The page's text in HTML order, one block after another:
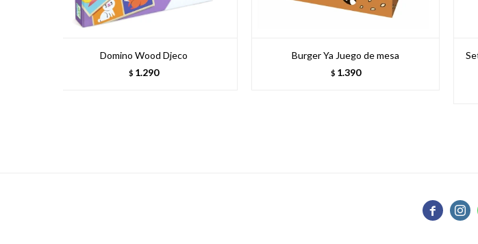
Domino Wood Djeco
$ 1.290
Burger Ya Juego de mesa
$ 1.390
 